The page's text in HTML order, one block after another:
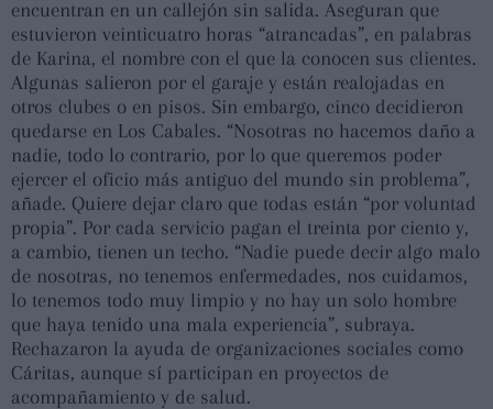
encuentran en un callejón sin salida. Aseguran que
estuvieron veinticuatro horas “atrancadas”, en palabras
de Karina, el nombre con el que la conocen sus clientes.
Algunas salieron por el garaje y están realojadas en
otros clubes o en pisos. Sin embargo, cinco decidieron
quedarse en Los Cabales. “Nosotras no hacemos daño a
nadie, todo lo contrario, por lo que queremos poder
ejercer el oficio más antiguo del mundo sin problema”,
añade. Quiere dejar claro que todas están “por voluntad
propia”. Por cada servicio pagan el treinta por ciento y,
a cambio, tienen un techo. “Nadie puede decir algo malo
de nosotras, no tenemos enfermedades, nos cuidamos,
lo tenemos todo muy limpio y no hay un solo hombre
que haya tenido una mala experiencia”, subraya.
Rechazaron la ayuda de organizaciones sociales como
Cáritas, aunque sí participan en proyectos de
acompañamiento y de salud.